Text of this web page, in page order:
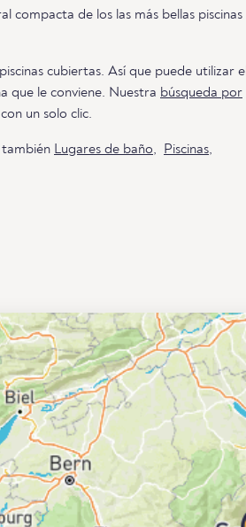
compacta de los las más bellas piscinas
cubiertas. Así que puede utilizar el
que le conviene. Nuestra búsqueda por
un solo clic.
también Lugares de baño, Piscinas,